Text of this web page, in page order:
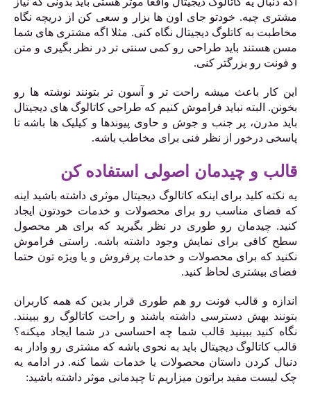
مشتری چیه. خودتو جای اون ها بزار و سعی کن از دریچه نگاه
مخاطبت به کاتلوگ دیجیتال نگاه کنی. مثلا اگه مشتری های شما
مسن هستند باید طراحی رو کمی سنتی تر در نظر بگیری و متن
و فونت رو بزرگتر کنی.
این کار باعث میشه راحت تر و آسون تر بتونند نوشته ها رو
بخونن. البته نباید فراموش کنیم که طراحی کاتالوگ های دیجیتال
باید مدرن، پر جنب و جوش و حاوی پیوندها و کیلیک ها باشه تا
پاسخی درخور از نظر فنی برای مخاطب باشه.
قالب و چیدمان اصولی استفاده کن
یه نکته کلید برای اینکه کاتالوگ دیجیتال موثری داشته باشید اینه
که فضای مناسب رو برای محصولات و خدمات خودتون ایجاد
کنید. چیدمان رو طوری در نظر بگیرید که برای هر محصول
سطح کافی برای نمایش وجود داشته باشه. راستی فراموش
نکنید که برای محصولات و خدمات پرفروش و یا ویژه تون حتما
فضای بیشتری لحاظ کنید.
اندازه و قالب فونت رو هم طوری قرار بدین که همه کاربران
بتونند بهش دسترسی داشته باشند و راحت کاتالوگ رو ببینند.
نگاه کنید ببینید قالب شما چه احساسی در شما ایجاد میکنه؟
قالب کاتالوگ دیجیتال باید به نحوی باشه که مشتری رو وادار به
دنبال کردن داستان محصولات یا خدمات شما کنه. در ادامه یه
چک لیست مفید براتون میزاریم تا چیدمانی موثر داشته باشید: